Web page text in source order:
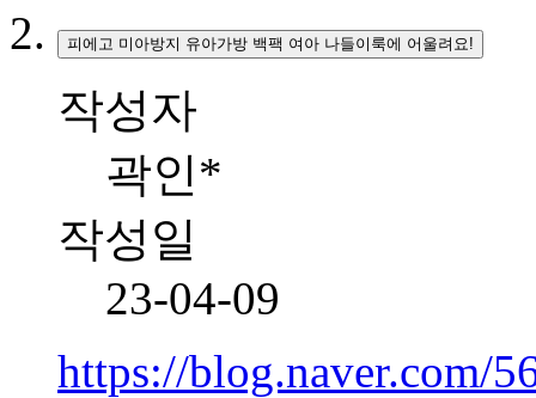
피에고 미아방지 유아가방 백팩 여아 나들이룩에 어울려요!
작성자
곽인*
작성일
23-04-09
https://blog.naver.com/